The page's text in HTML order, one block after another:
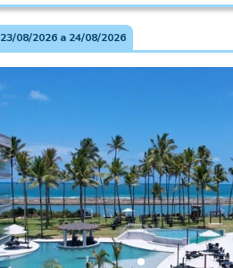
23/08/2026a 24/08/2026